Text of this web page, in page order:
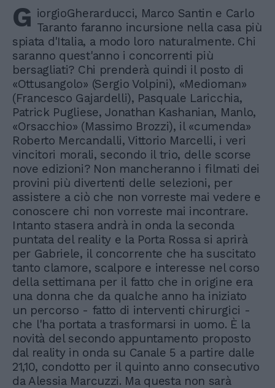
G iorgioGherarducci, Marco Santin e Carlo
Taranto faranno incursione nella casa più
spiata d'Italia, a modo loro naturalmente. Chi
saranno quest'anno i concorrenti più
bersagliati? Chi prenderà quindi il posto di
«Ottusangolo» (Sergio Volpini), «Medioman»
(Francesco Gajardelli), Pasquale Laricchia,
Patrick Pugliese, Jonathan Kashanian, Manlo,
«Orsacchio» (Massimo Brozzi), il «cumenda»
Roberto Mercandalli, Vittorio Marcelli, i veri
vincitori morali, secondo il trio, delle scorse
nove edizioni? Non mancheranno i filmati dei
provini più divertenti delle selezioni, per
assistere a ciò che non vorreste mai vedere e
conoscere chi non vorreste mai incontrare.
Intanto stasera andrà in onda la seconda
puntata del reality e la Porta Rossa si aprirà
per Gabriele, il concorrente che ha suscitato
tanto clamore, scalpore e interesse nel corso
della settimana per il fatto che in origine era
una donna che da qualche anno ha iniziato
un percorso - fatto di interventi chirurgici -
che l'ha portata a trasformarsi in uomo. È la
novità del secondo appuntamento proposto
dal reality in onda su Canale 5 a partire dalle
21,10, condotto per il quinto anno consecutivo
da Alessia Marcuzzi. Ma questa non sarà